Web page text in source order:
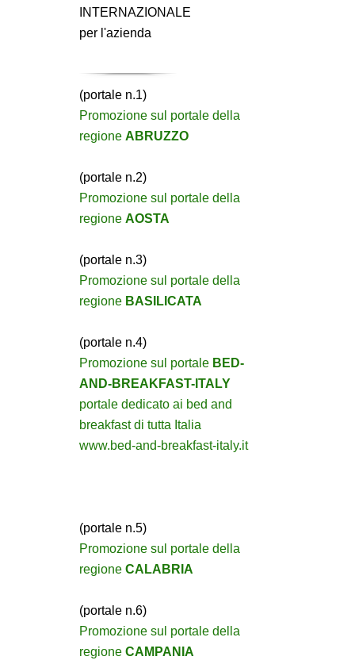
INTERNAZIONALE
per l'azienda
(portale n.1)
Promozione sul portale della
regione ABRUZZO
(portale n.2)
Promozione sul portale della
regione AOSTA
(portale n.3)
Promozione sul portale della
regione BASILICATA
(portale n.4)
Promozione sul portale BED-
AND-BREAKFAST-ITALY
portale dedicato ai bed and
breakfast di tutta Italia
www.bed-and-breakfast-italy.it
(portale n.5)
Promozione sul portale della
regione CALABRIA
(portale n.6)
Promozione sul portale della
regione CAMPANIA